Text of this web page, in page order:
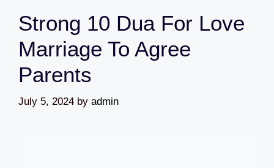
Strong 10 Dua For Love
Marriage To Agree
Parents
July 5, 2024 by admin